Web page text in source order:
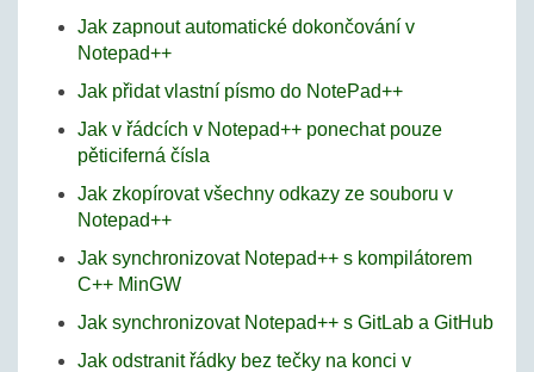
Jak zapnout automatické dokončování v
Notepad++
Jak přidat vlastní písmo do NotePad++
Jak v řádcích v Notepad++ ponechat pouze
pěticiferná čísla
Jak zkopírovat všechny odkazy ze souboru v
Notepad++
Jak synchronizovat Notepad++ s kompilátorem
C++ MinGW
Jak synchronizovat Notepad++ s GitLab a GitHub
Jak odstranit řádky bez tečky na konci v